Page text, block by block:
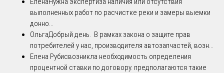
выполненных работ по расчистке реки и замеры выемки
донно...
ОльгаДобрый день. В рамках закона о защите прав
потребителей у нас, производителя автозапчастей, возн...
Елена Рубисвозникла необходимость определения
процентной ставки по договору. предполагаются такие